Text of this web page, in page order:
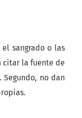
sangrado o las
citar la fuente de
no dan